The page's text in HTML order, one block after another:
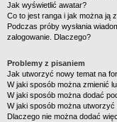
Jak wyświetlić awatar?
Co to jest ranga i jak można ją
Podczas próby wysłania
zalogowanie. Dlaczego?
Problemy z pisaniem
Jak utworzyć nowy temat na
W jaki sposób można zmienić
W jaki sposób można dodać
W jaki sposób można utworzyć
Dlaczego nie można dodać